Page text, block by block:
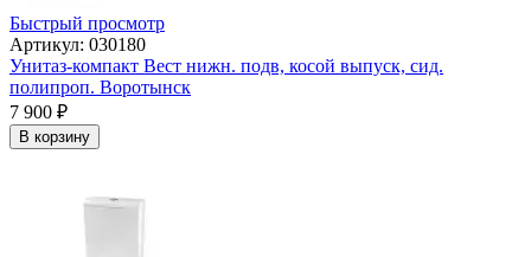
Быстрый просмотр
Артикул: 030180
Унитаз-компакт Вест нижн. подв, косой выпуск, сид.
полипроп. Воротынск
7 900 ₽
В корзину